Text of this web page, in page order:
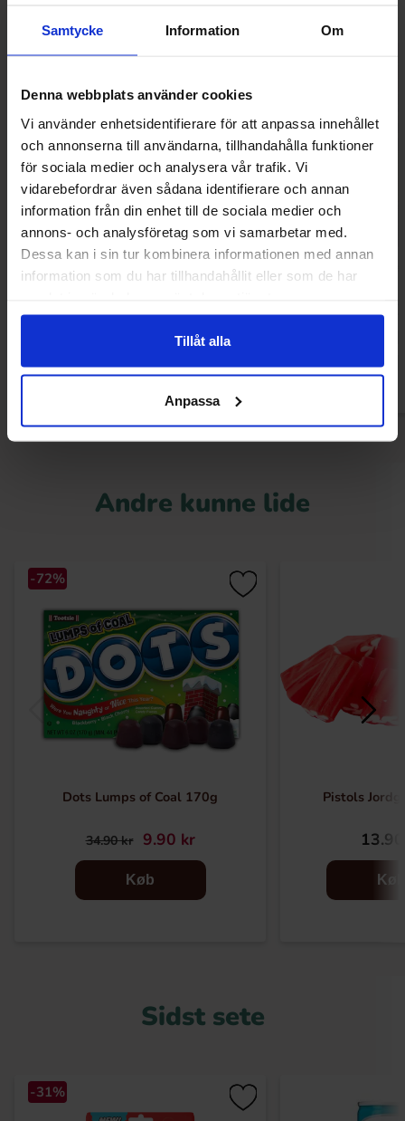
Samtycke Information Om
Denna webbplats använder cookies
Vi använder enhetsidentifierare för att anpassa innehållet
och annonserna till användarna, tillhandahålla funktioner
för sociala medier och analysera vår trafik. Vi
vidarebefordrar även sådana identifierare och annan
information från din enhet till de sociala medier och
annons- och analysföretag som vi samarbetar med.
Dessa kan i sin tur kombinera informationen med annan
information som du har tillhandahållit eller som de har
Tillåt alla
Anpassa
Nature Valley Crunchy Oats & Dark
Chocolate 210g
69.90 kr
Estrella
Andre kunne lide
-72%
Dots Lumps of Coal 170g
34.90 kr 9.90 kr
Køb
Pistols
Køb
Sidst sete
-31%